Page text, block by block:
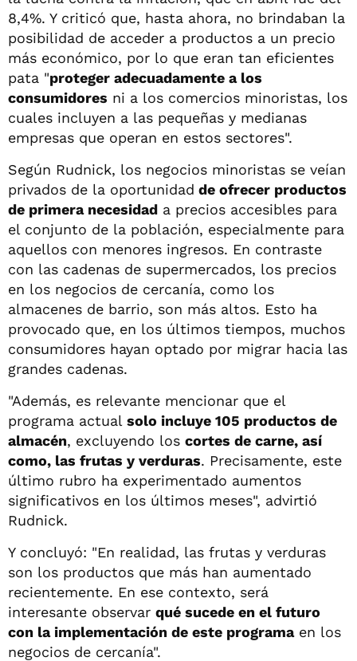
8,4%. Y criticó que, hasta ahora, no brindaban la
posibilidad de acceder a productos a un precio
más económico, por lo que eran tan eficientes
pata "proteger adecuadamente a los
consumidores ni a los comercios minoristas, los
cuales incluyen a las pequeñas y medianas
empresas que operan en estos sectores".
Según Rudnick, los negocios minoristas se veían
privados de la oportunidad de ofrecer productos
de primera necesidad a precios accesibles para
el conjunto de la población, especialmente para
aquellos con menores ingresos. En contraste
con las cadenas de supermercados, los precios
en los negocios de cercanía, como los
almacenes de barrio, son más altos. Esto ha
provocado que, en los últimos tiempos, muchos
consumidores hayan optado por migrar hacia las
grandes cadenas.
"Además, es relevante mencionar que el
programa actual solo incluye 105 productos de
almacén, excluyendo los cortes de carne, así
como, las frutas y verduras. Precisamente, este
último rubro ha experimentado aumentos
significativos en los últimos meses", advirtió
Rudnick.
Y concluyó: "En realidad, las frutas y verduras
son los productos que más han aumentado
recientemente. En ese contexto, será
interesante observar qué sucede en el futuro
con la implementación de este programaen los
negocios de cercanía".